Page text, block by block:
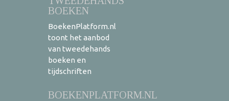
BOEKEN
BoekenPlatform.nl
toont het aanbod
van tweedehands
boeken en
tijdschriften
BOEKENPLATFORM.NL